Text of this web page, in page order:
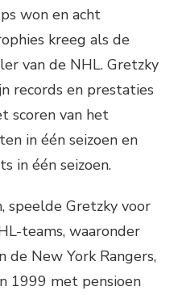
won en acht
kreeg als de
van de NHL. Gretzky
records en prestaties
scoren van het
in één seizoen en
in één seizoen.
speelde Gretzky voor
teams, waaronder
de New York Rangers,
1999 met pensioen